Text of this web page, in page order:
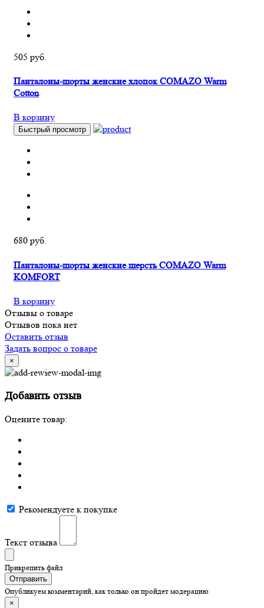
505 руб.
Панталоны-шорты женские хлопок COMAZO Warm
Cotton
В корзину
Быстрый просмотр
680 руб.
Панталоны-шорты женские шерсть COMAZO Warm
KOMFORT
В корзину
Отзывы о товаре
Отзывов пока нет
Оставить отзыв
Задать вопрос о товаре
×
Добавить отзыв
Оцените товар:
Рекомендуете к покупке
Текст отзыва
Прикрепить файл
Отправить
Опубликуем комментарий, как только он пройдет модерацию
×